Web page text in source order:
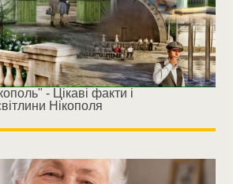
- Цікаві факти і
Нікополя